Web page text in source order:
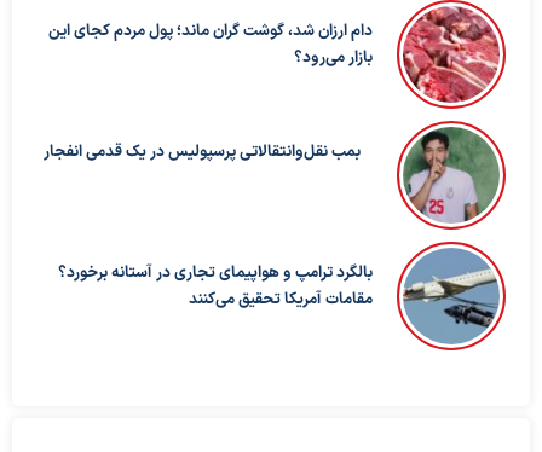
دام ارزان شد، گوشت گران ماند؛ پول مردم کجای این
بازار می‌رود؟
بمب نقل‌وانتقالاتی پرسپولیس در یک قدمی انفجار
بالگرد ترامپ و هواپیمای تجاری در آستانه برخورد؟
مقامات آمریکا تحقیق می‌کنند